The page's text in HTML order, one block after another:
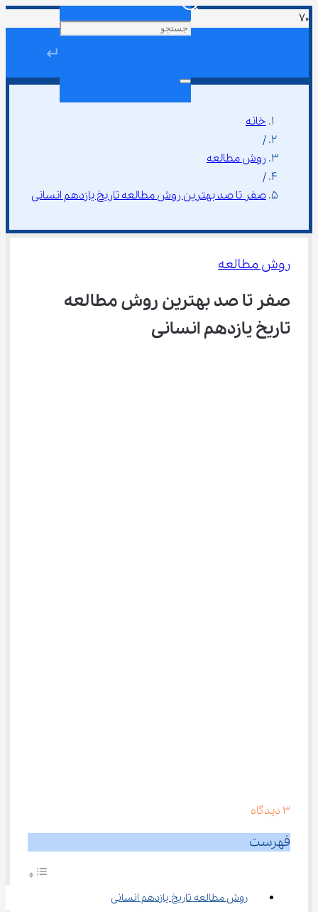
↵
خانه
/
روش مطالعه
/
صفر تا صد بهترین روش مطالعه تاریخ یازدهم انسانی
روش مطالعه
صفر تا صد بهترین روش مطالعه
تاریخ یازدهم انسانی
3 دیدگاه
فهرست
روش مطالعه تاریخ یازدهم انسانی